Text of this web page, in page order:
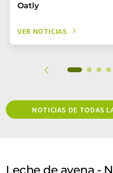
Oatly
VER NOTICIAS
NOTICIAS DE TODAS
Leche de avena -